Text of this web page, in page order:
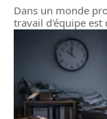
Dans un monde
travail d'équipe est